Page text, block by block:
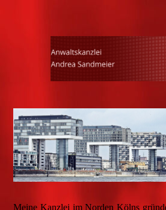
Meine Kanzlei im Norden Kölns